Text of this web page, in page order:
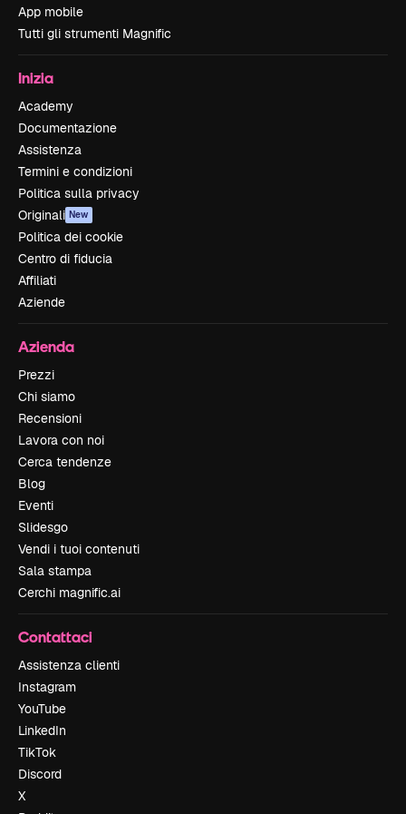
App mobile
Tutti gli strumenti Magnific
Inizia
Academy
Documentazione
Assistenza
Termini e condizioni
Politica sulla privacy
Originali New
Politica dei cookie
Centro di fiducia
Affiliati
Aziende
Azienda
Prezzi
Chi siamo
Recensioni
Lavora con noi
Cerca tendenze
Blog
Eventi
Slidesgo
Vendi i tuoi contenuti
Sala stampa
Cerchi magnific.ai
Contattaci
Assistenza clienti
Instagram
YouTube
LinkedIn
TikTok
Discord
X